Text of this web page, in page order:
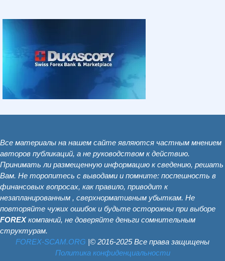
Все материалы на нашем сайте являются частным мнением
авторов публикаций, а не руководством к действию.
Принимать ли размещенную информацию к сведению, решать
Вам. Не торопитесь с выводами и помните: поспешность в
финансовых вопросах, как правило, приводит к
незапланированным , сверхнормативным убыткам. Не
повторяйте чужих ошибок и будьте осторожны при выборе
FOREXкомпаний, не доверяйте деньги сомнительным
структурам.
FOREX-SCAM.ОRG |© 2016-2025 Все права защищены
Политика конфиденциальности